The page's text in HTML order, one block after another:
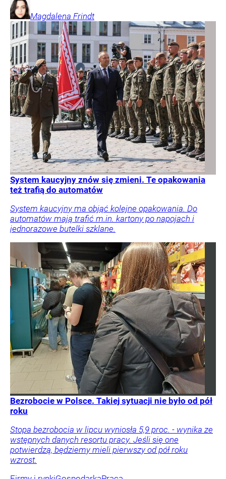
Magdalena Frindt
System kaucyjny znów się zmieni. Te opakowania
też trafią do automatów
System kaucyjny ma objąć kolejne opakowania. Do
automatów mają trafić m.in. kartony po napojach i
jednorazowe butelki szklane.
Bezrobocie w Polsce. Takiej sytuacji nie było od pół
roku
Stopa bezrobocia w lipcu wyniosła 5,9 proc. - wynika ze
wstępnych danych resortu pracy. Jeśli się one
potwierdzą, będziemy mieli pierwszy od pół roku
wzrost.